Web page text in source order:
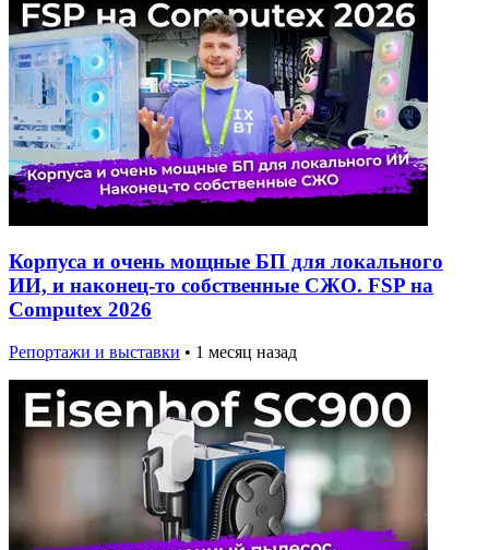
Корпуса и очень мощные БП для локального
ИИ, и наконец-то собственные СЖО. FSP на
Computex 2026
Репортажи и выставки • 1 месяц назад